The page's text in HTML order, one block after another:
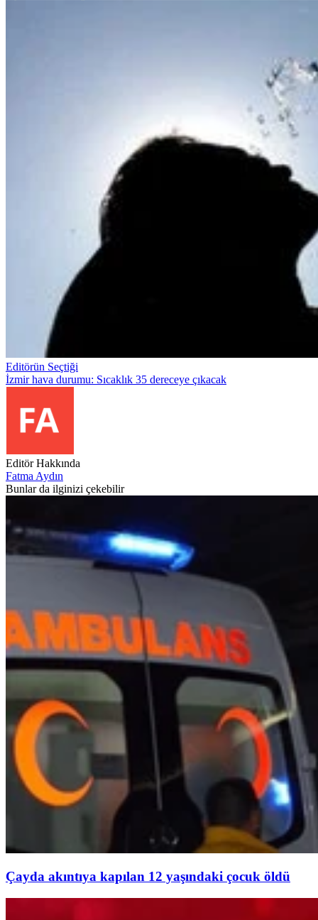
Editörün Seçtiği
İzmir hava durumu: Sıcaklık 35 dereceye çıkacak
Editör Hakkında
Fatma Aydın
Bunlar da ilginizi çekebilir
Çayda akıntıya kapılan 12 yaşındaki çocuk öldü